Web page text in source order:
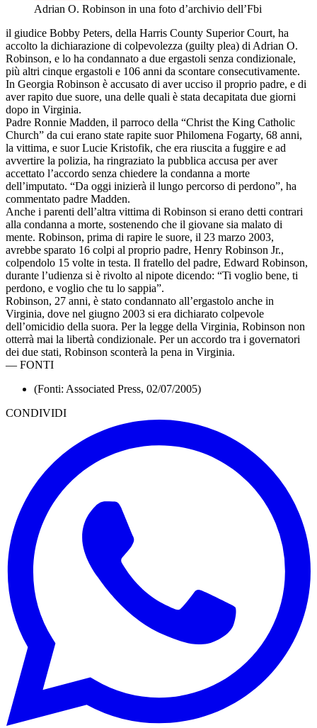
Adrian O. Robinson in una foto d’archivio dell’Fbi
il giudice Bobby Peters, della Harris County Superior Court, ha
accolto la dichiarazione di colpevolezza (guilty plea) di Adrian O.
Robinson, e lo ha condannato a due ergastoli senza condizionale,
più altri cinque ergastoli e 106 anni da scontare consecutivamente.
In Georgia Robinson è accusato di aver ucciso il proprio padre, e di
aver rapito due suore, una delle quali è stata decapitata due giorni
dopo in Virginia.
Padre Ronnie Madden, il parroco della “Christ the King Catholic
Church” da cui erano state rapite suor Philomena Fogarty, 68 anni,
la vittima, e suor Lucie Kristofik, che era riuscita a fuggire e ad
avvertire la polizia, ha ringraziato la pubblica accusa per aver
accettato l’accordo senza chiedere la condanna a morte
dell’imputato. “Da oggi inizierà il lungo percorso di perdono”, ha
commentato padre Madden.
Anche i parenti dell’altra vittima di Robinson si erano detti contrari
alla condanna a morte, sostenendo che il giovane sia malato di
mente. Robinson, prima di rapire le suore, il 23 marzo 2003,
avrebbe sparato 16 colpi al proprio padre, Henry Robinson Jr.,
colpendolo 15 volte in testa. Il fratello del padre, Edward Robinson,
durante l’udienza si è rivolto al nipote dicendo: “Ti voglio bene, ti
perdono, e voglio che tu lo sappia”.
Robinson, 27 anni, è stato condannato all’ergastolo anche in
Virginia, dove nel giugno 2003 si era dichiarato colpevole
dell’omicidio della suora. Per la legge della Virginia, Robinson non
otterrà mai la libertà condizionale. Per un accordo tra i governatori
dei due stati, Robinson sconterà la pena in Virginia.
— FONTI
(Fonti: Associated Press, 02/07/2005)
CONDIVIDI